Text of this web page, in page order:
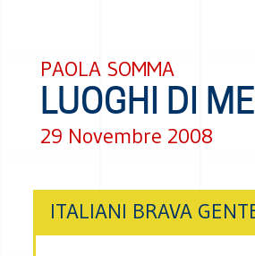
PAOLA SOMMA
LUOGHI DI
29 Novembre 2008
ITALIANI BRAVA